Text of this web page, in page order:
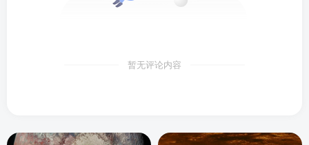
暂无评论内容